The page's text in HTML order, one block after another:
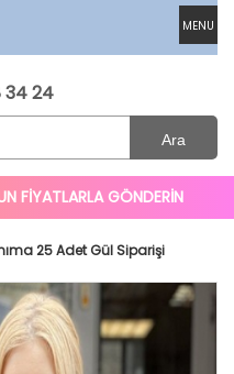
MENU
34 24
Ara
FİYATLARLA GÖNDERİN
25 Adet Gül Siparişi